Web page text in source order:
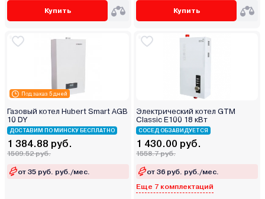
Купить Купить
Под заказ 5 дней
Газовый котел Hubert Smart AGB
10 DY
ДОСТАВИМ ПО МИНСКУ БЕСПЛАТНО
1 384.88 руб.
1509.52 руб.
от 35 руб. руб./мес.
Электрический котел GTM
Classic E100 18 кВт
СОСЕД ОБЗАВИДУЕТСЯ
1 430.00 руб.
1558.7 руб.
от 36 руб. руб./мес.
Еще 7 комплектаций